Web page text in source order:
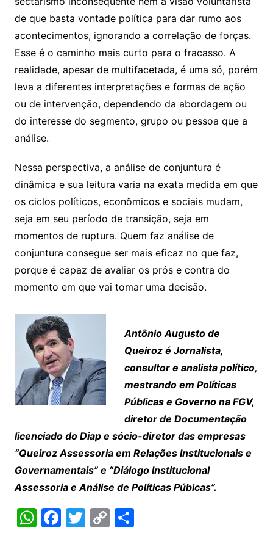
de que basta vontade política para dar rumo aos
acontecimentos, ignorando a correlação de forças.
Esse é o caminho mais curto para o fracasso. A
realidade, apesar de multifacetada, é uma só, porém
leva a diferentes interpretações e formas de ação
ou de intervenção, dependendo da abordagem ou
do interesse do segmento, grupo ou pessoa que a
análise.
Nessa perspectiva, a análise de conjuntura é
dinâmica e sua leitura varia na exata medida em que
os ciclos políticos, econômicos e sociais mudam,
seja em seu período de transição, seja em
momentos de ruptura. Quem faz análise de
conjuntura consegue ser mais eficaz no que faz,
porque é capaz de avaliar os prós e contra do
momento em que vai tomar uma decisão.
Antônio Augusto de
Queiroz é Jornalista,
consultor e analista político,
mestrando em Políticas
Públicas e Governo na FGV,
diretor de Documentação
licenciado do Diap e sócio-diretor das empresas
“Queiroz Assessoria em Relações Institucionais e
Governamentais” e “Diálogo Institucional
Assessoria e Análise de Políticas Púbicas”.
W F T C S